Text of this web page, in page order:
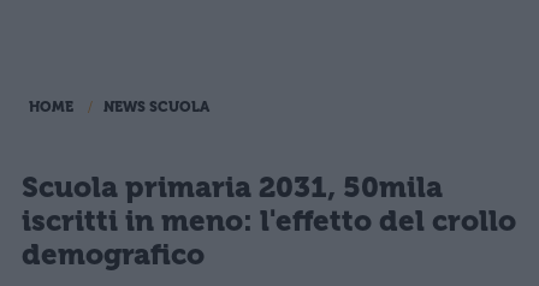
HOME NEWS SCUOLA
Scuola primaria 2031, 50mila
iscritti in meno: l'effetto del crollo
demografico